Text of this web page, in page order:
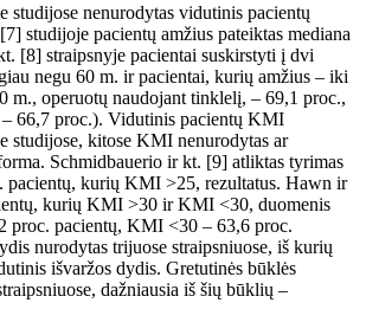
studijose nenurodytas vidutinis pacientų
[7] studijoje pacientų amžius pateiktas mediana
[8] straipsnyje pacientai suskirstyti į dvi
negu 60 m. ir pacientai, kurių amžius – iki
m., operuotų naudojant tinklelį, – 69,1 proc.,
66,7 proc.). Vidutinis pacientų KMI
studijose, kitose KMI nenurodytas ar
Schmidbauerio ir kt. [9] atliktas tyrimas
pacientų, kurių KMI >25, rezultatus. Hawn ir
kurių KMI >30 ir KMI <30, duomenis
proc. pacientų, KMI <30 – 63,6 proc.
nurodytas trijuose straipsniuose, iš kurių
išvaržos dydis. Gretutinės būklės
dažniausia iš šių būklių –